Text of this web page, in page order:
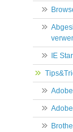
IE